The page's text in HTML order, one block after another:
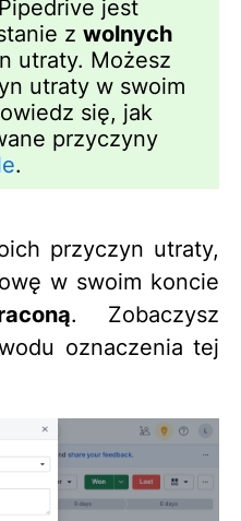
jest
z wolnych
utraty. Możesz
utraty w swoim
się, jak
przyczyny
.
przyczyn utraty,
w swoim koncie
. Zobaczysz
oznaczenia tej